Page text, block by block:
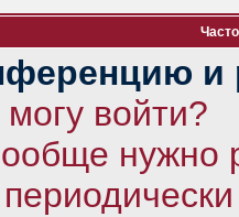
и
войти?
нужно